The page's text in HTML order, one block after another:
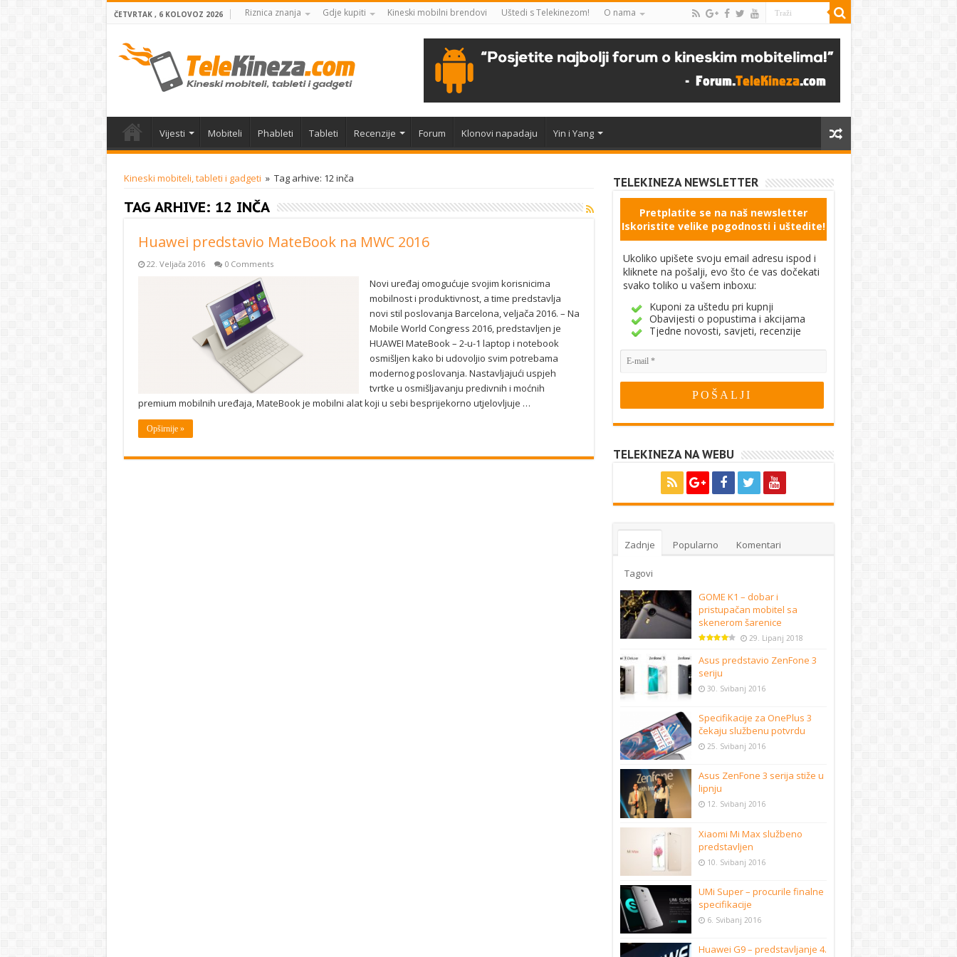
ČETVRTAK , 6 KOLOVOZ 2026 Riznica znanja Gdje kupiti Kineski mobilni brendovi Uštedi s Telekinezom! O nama
Vijesti Mobiteli Phableti Tableti Recenzije Forum Klonovi napadaju Yin i Yang
Kineski mobiteli, tableti i gadgeti » Tag arhive: 12 inča
TAG ARHIVE: 12 INČA
Huawei predstavio MateBook na MWC 2016
22. Veljača 2016 0 Comments
Novi uređaj omogućuje svojim korisnicima
mobilnost i produktivnost, a time predstavlja
novi stil poslovanja Barcelona, veljača 2016. – Na
Mobile World Congress 2016, predstavljen je
HUAWEI MateBook – 2-u-1 laptop i notebook
osmišljen kako bi udovoljio svim potrebama
modernog poslovanja. Nastavljajući uspjeh
tvrtke u osmišljavanju predivnih i moćnih
premium mobilnih uređaja, MateBook je mobilni alat koji u sebi besprijekorno utjelovljuje …
Opširnije »
TELEKINEZA NEWSLETTER
Pretplatite se na naš newsletter
Iskoristite velike pogodnosti i uštedite!
Ukoliko upišete svoju email adresu ispod i
kliknete na pošalji, evo što će vas dočekati
svako toliko u vašem inboxu:
Kuponi za uštedu pri kupnji
Obavijesti o popustima i akcijama
Tjedne novosti, savjeti, recenzije
TELEKINEZA NA WEBU
Zadnje Popularno Komentari
Tagovi
GOME K1 – dobar i
pristupačan mobitel sa
skenerom šarenice
29. Lipanj 2018
Asus predstavio ZenFone 3
seriju
30. Svibanj 2016
Specifikacije za OnePlus 3
čekaju službenu potvrdu
25. Svibanj 2016
Asus ZenFone 3 serija stiže u
lipnju
12. Svibanj 2016
Xiaomi Mi Max službeno
predstavljen
10. Svibanj 2016
UMi Super – procurile finalne
specifikacije
6. Svibanj 2016
Huawei G9 – predstavljanje 4.